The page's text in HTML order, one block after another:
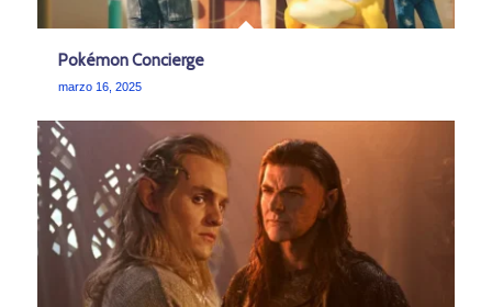
Pokémon Concierge
marzo 16, 2025